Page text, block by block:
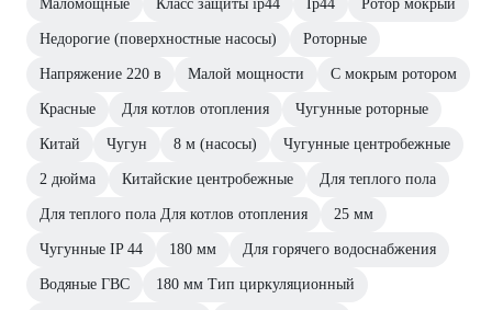
Маломощные Класс защиты ip44 Ip44 Ротор мокрый
Недорогие (поверхностные насосы) Роторные
Напряжение 220 в Малой мощности С мокрым ротором
Красные Для котлов отопления Чугунные роторные
Китай Чугун 8 м (насосы) Чугунные центробежные
2 дюйма Китайские центробежные Для теплого пола
Для теплого пола Для котлов отопления 25 мм
Чугунные IP 44 180 мм Для горячего водоснабжения
Водяные ГВС 180 мм Тип циркуляционный